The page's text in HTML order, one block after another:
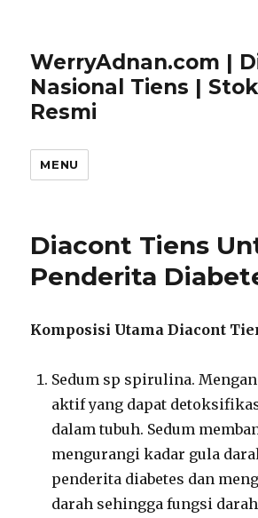
WerryAdnan.com |
Nasional Tiens |
Resmi
MENU
Diacont Tiens
Penderita
Komposisi Utama Diacont
Sedum sp spirulina.
aktif yang dapat
dalam tubuh. Sedum
mengurangi kadar gula
penderita diabetes dan
darah sehingga fungsi